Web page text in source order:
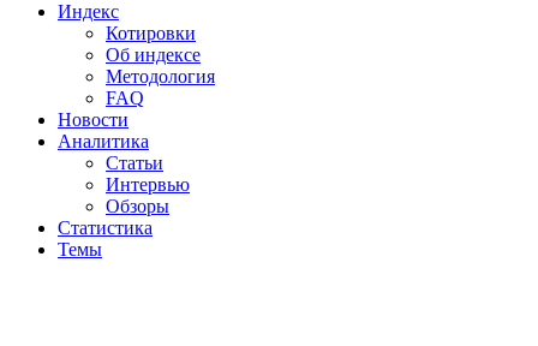
Индекс
Котировки
Об индексе
Методология
FAQ
Новости
Аналитика
Статьи
Интервью
Обзоры
Статистика
Темы